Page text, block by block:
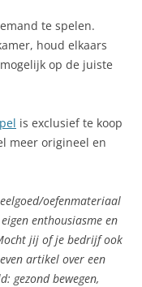
te spelen.
houd elkaars
op de juiste
is exclusief te koop
meer origineel en
oefenmateriaal
enthousiasme en
jij of je bedrijf ook
artikel over een
gezond bewegen,